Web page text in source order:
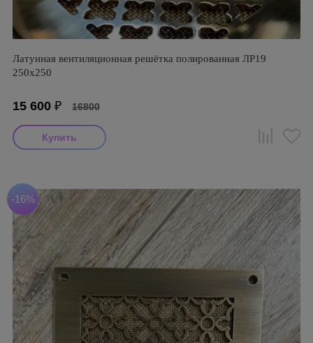
Латунная вентиляционная решётка полированная ЛР19
250х250
15 600 ₽ 16800
-16%